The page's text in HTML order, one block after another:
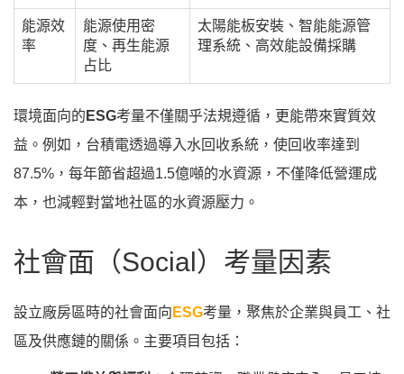
能源效
率
能源使用密
度、再生能源
占比
太陽能板安裝、智能能源管
理系統、高效能設備採購
環境面向的 ESG考量不僅關乎法規遵循，更能帶來實質效
益。例如，台積電透過導入水回收系統，使回收率達到
87.5%，每年節省超過1.5億噸的水資源，不僅降低營運成
本，也減輕對當地社區的水資源壓力。
社會面（Social）考量因素
設立廠房區時的社會面向 ESG考量，聚焦於企業與員工、社
區及供應鏈的關係。主要項目包括：